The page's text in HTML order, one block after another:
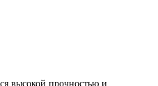
высокой прочностью и